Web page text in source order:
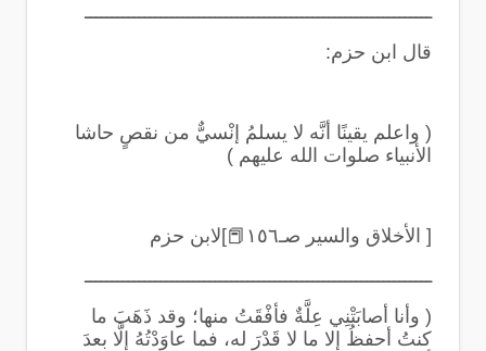
ــــــــــــــــــــــــــــــــــــــــــــــــــــــــــــــــ
قال ابن حزم:
( واعلم يقينًا أنَّه لا يسلمُ إنْسيٌّ من نقصٍ حاشا
الأنبياء صلوات الله عليهم )
[ الأخلاق والسير صـ١٥٦ 📕]لابن حزم
ــــــــــــــــــــــــــــــــــــــــــــــــــــــــــــــــ
( وأنا أصابَتْنِي عِلَّةٌ فأفْقَتُ منها؛ وقد ذَهَبَ ما
كنتُ أحفظُ إلا ما لا قَدْرَ له، فما عاوَدْتُهُ إلَّا بعدَ